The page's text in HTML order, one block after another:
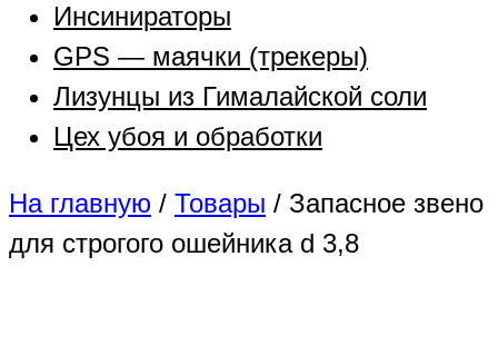
Инсинираторы
GPS — маячки (трекеры)
Лизунцы из Гималайской соли
Цех убоя и обработки
На главную / Товары / Запасное звено
для строгого ошейника d 3,8